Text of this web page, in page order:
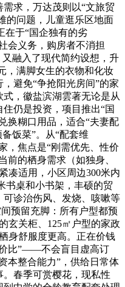
求，万达茂则以“文旅贸
的问题，儿童逛乐区地面
在于“国企独有的劣
会义务，购房者不消担
融入了现代简约设想，升
，满脚女生的衣物和化妆
避免“争抢阳光房间”的家
，徽盐滨湖雲著无论是从
仍是投资，项目推出“国
换糊口用品，适合“夫妻配
饭菜”。从“配套维
，焦点是“刚需优先、性价
的栖身需求（如独身、
凑适用，小区周边300米内
书桌和小书架，丰硕的贸
诊治伤风、发烧、咳嗽等
预留充脚：所有户型都预
玄关柜、125㎡户型的家政
身舒服度更高。正在价钱
价比”——不会盲目虚高订
本整合能力”，供给日常体
春季可赏樱花，现私性